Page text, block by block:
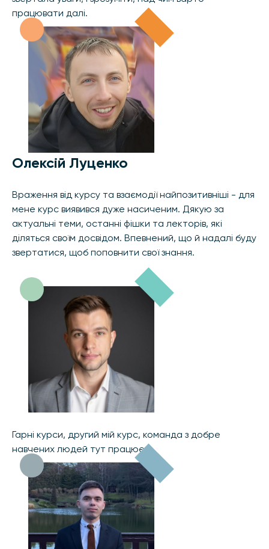
працювати далі.
Олексій Луценко
Враження від курсу та взаємодії найпозитивніші - для
мене курс виявився дуже насиченим. Дякую за
актуальні теми, останні фішки та лекторів, які
діляться своїм досвідом. Впевнений, що й надалі буду
звертатися, щоб поповнити свої знання.
Гарні курси, другий мій курс, команда з добре
навчених людей тут працює.